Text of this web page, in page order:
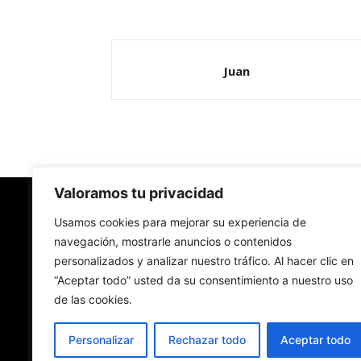
Valoramos tu privacidad
Usamos cookies para mejorar su experiencia de
navegación, mostrarle anuncios o contenidos
personalizados y analizar nuestro tráfico. Al hacer clic en
“Aceptar todo” usted da su consentimiento a nuestro uso
de las cookies.
Personalizar Rechazar todo Aceptar todo
Juan
Redes Cristianas
Una mirada alternativa sobre la Iglesia católica
- Colectivos de Redes Cristianas